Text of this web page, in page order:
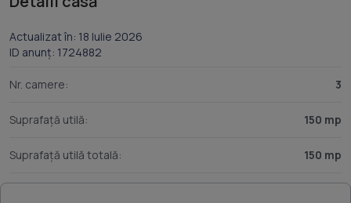
Actualizat în: 18 Iulie 2026
ID anunț: 1724882
Nr. camere: 3
Suprafață utilă: 150 mp
Suprafață utilă totală: 150 mp